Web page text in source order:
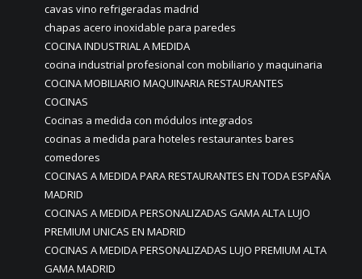
cavas vino refrigeradas madrid
chapas acero inoxidable para paredes
COCINA INDUSTRIAL A MEDIDA
cocina industrial profesional con mobiliario y maquinaria
COCINA MOBILIARIO MAQUINARIA RESTAURANTES
COCINAS
Cocinas a medida con módulos integrados
cocinas a medida para hoteles restaurantes bares
comedores
COCINAS A MEDIDA PARA RESTAURANTES EN TODA ESPAÑA
MADRID
COCINAS A MEDIDA PERSONALIZADAS GAMA ALTA LUJO
PREMIUM UNICAS EN MADRID
COCINAS A MEDIDA PERSONALIZADAS LUJO PREMIUM ALTA
GAMA MADRID